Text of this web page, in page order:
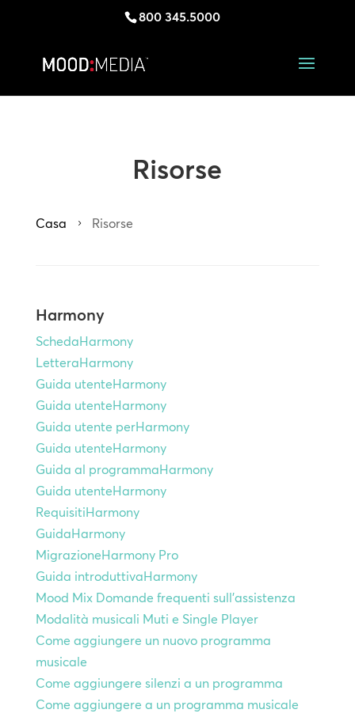
800 345.5000
Risorse
Casa 5 Risorse
Harmony
SchedaHarmony
LetteraHarmony
Guida utenteHarmony
Guida utenteHarmony
Guida utente perHarmony
Guida utenteHarmony
Guida al programmaHarmony
Guida utenteHarmony
RequisitiHarmony
GuidaHarmony
MigrazioneHarmony Pro
Guida introduttivaHarmony
Mood Mix Domande frequenti sull'assistenza
Modalità musicali Muti e Single Player
Come aggiungere un nuovo programma
musicale
Come aggiungere silenzi a un programma
Come aggiungere a un programma musicale